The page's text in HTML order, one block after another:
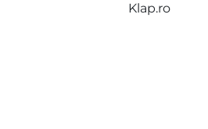
Klap.ro